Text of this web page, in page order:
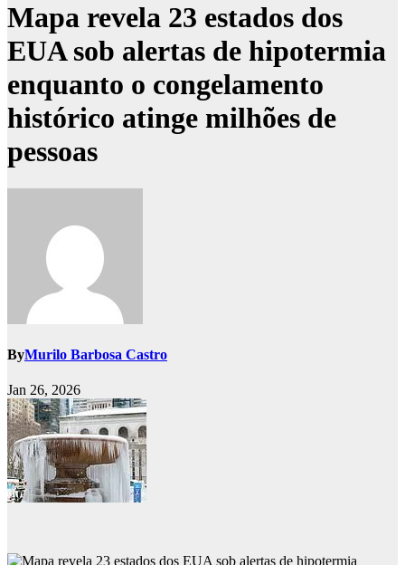
Mapa revela 23 estados dos
EUA sob alertas de hipotermia
enquanto o congelamento
histórico atinge milhões de
pessoas
ByMurilo Barbosa Castro
Jan 26, 2026